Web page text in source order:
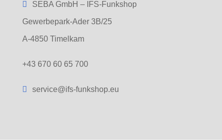
SEBA GmbH – IFS-Funkshop
Gewerbepark-Ader 3B/25
A-4850 Timelkam
+43 670 60 65 700
service@ifs-funkshop.eu